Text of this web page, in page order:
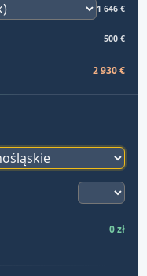
1 646 €
500 €
2 930 €
0 zł